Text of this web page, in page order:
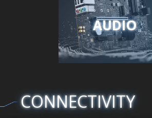
AUDIO
CONNECTIVITY